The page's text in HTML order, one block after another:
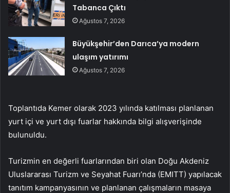
Tabanca Çıktı
Ağustos 7, 2026
Büyükşehir’den Darıca’ya modern
ulaşım yatırımı
Ağustos 7, 2026
Toplantıda Kemer olarak 2023 yılında katılması planlanan
yurt içi ve yurt dışı fuarlar hakkında bilgi alışverişinde
bulunuldu.
Turizmin en değerli fuarlarından biri olan Doğu Akdeniz
Uluslararası Turizm ve Seyahat Fuarı’nda (EMITT) yapılacak
tanıtım kampanyasının ve planlanan çalışmaların masaya